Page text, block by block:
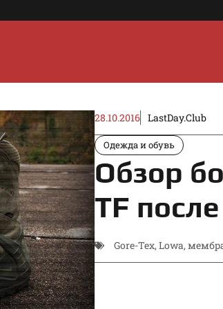
28.10.2016 LastDay.Club
Одежда и обувь
Обзор
TF
Gore-Tex, Lowa,